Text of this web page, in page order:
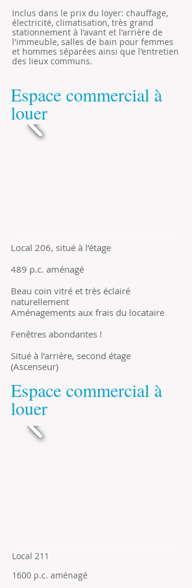
Inclus dans le prix du loyer: chauffage,
électricité, climatisation, très grand
stationnement à l'avant et l'arrière de
l'immeuble, salles de bain pour femmes
et hommes séparées ainsi que l'entretien
des lieux communs.
Espace commercial à
louer
Local 206, situé à l’étage
489 p.c. aménagé
Beau coin vitré et très éclairé
naturellement
Aménagements aux frais du locataire
Fenêtres abondantes !
Situé à l’arrière, second étage
(Ascenseur)
Espace commercial à
louer
Local 211
1600 p.c. aménagé